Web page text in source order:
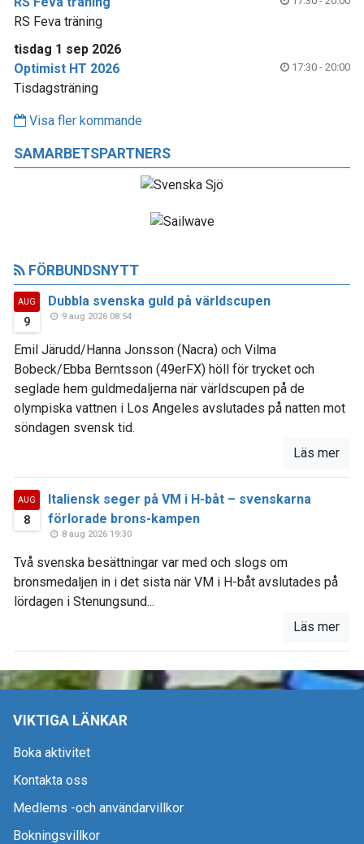
RS Feva träning
tisdag 1 sep 2026
Optimist HT 2026
17:30 - 20:00
Tisdagsträning
Visa fler kommande
SAMARBETSPARTNERS
FÖRBUNDSNYTT
AUG
9
Dubbla svenska guld på världscupen
9 aug 2026 08:54
Emil Järudd/Hanna Jonsson (Nacra) och Vilma
Bobeck/Ebba Berntsson (49erFX) höll för trycket och
seglade hem guldmedaljerna när världscupen på de
olympiska vattnen i Los Angeles avslutades på natten mot
söndagen svensk tid.
Läs mer
AUG
8
Italiensk seger på VM i H-båt – svenskarna
förlorade brons-kampen
8 aug 2026 19:30
Två svenska besättningar var med och slogs om
bronsmedaljen in i det sista när VM i H-båt avslutades på
lördagen i Stenungsund...
Läs mer
VIKTIGA LÄNKAR
Boka aktivitet
Kontakta oss
Medlems -och användarvillkor
Bokningsvillkor